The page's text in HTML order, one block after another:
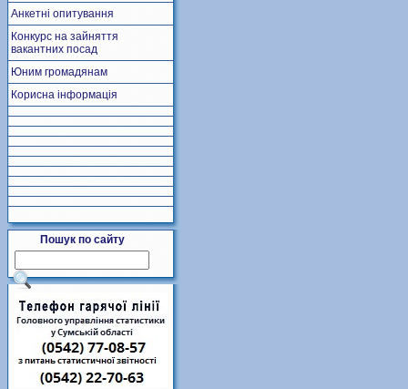
Анкетні опитування
Конкурс на зайняття
вакантних посад
Юним громадянам
Корисна інформація
Пошук по сайту